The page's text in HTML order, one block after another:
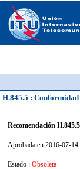
H.845.5 :
Recomendación
Aprobada en 2016-07-14
Estado : Obsoleta